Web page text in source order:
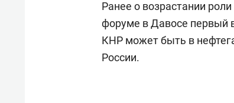
Ранее о возрастании
форуме в Давосе первый
КНР может быть в
России.